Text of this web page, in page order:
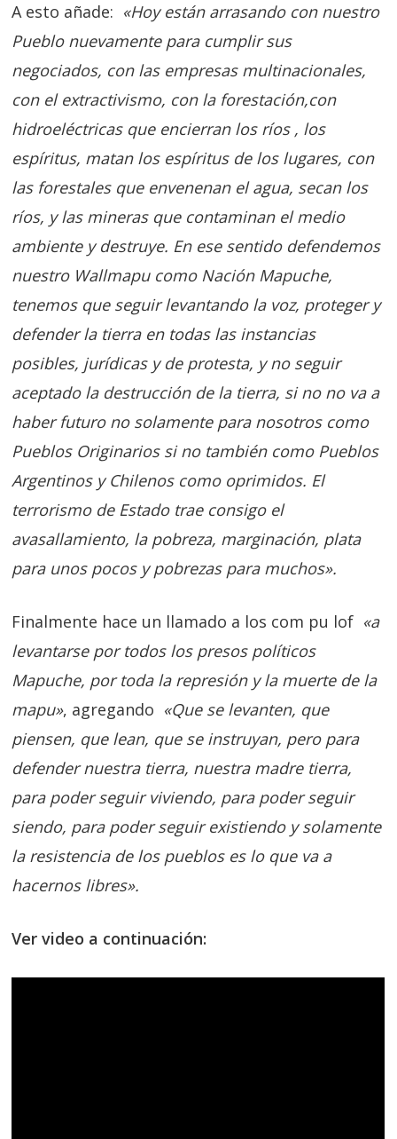
A esto añade: «Hoy están arrasando con nuestro
Pueblo nuevamente para cumplir sus
negociados, con las empresas multinacionales,
con el extractivismo, con la forestación,con
hidroeléctricas que encierran los ríos , los
espíritus, matan los espíritus de los lugares, con
las forestales que envenenan el agua, secan los
ríos, y las mineras que contaminan el medio
ambiente y destruye. En ese sentido defendemos
nuestro Wallmapu como Nación Mapuche,
tenemos que seguir levantando la voz, proteger y
defender la tierra en todas las instancias
posibles, jurídicas y de protesta, y no seguir
aceptado la destrucción de la tierra, si no no va a
haber futuro no solamente para nosotros como
Pueblos Originarios si no también como Pueblos
Argentinos y Chilenos como oprimidos. El
terrorismo de Estado trae consigo el
avasallamiento, la pobreza, marginación, plata
para unos pocos y pobrezas para muchos».
Finalmente hace un llamado a los com pu lof «a
levantarse por todos los presos políticos
Mapuche, por toda la represión y la muerte de la
mapu», agregando «Que se levanten, que
piensen, que lean, que se instruyan, pero para
defender nuestra tierra, nuestra madre tierra,
para poder seguir viviendo, para poder seguir
siendo, para poder seguir existiendo y solamente
la resistencia de los pueblos es lo que va a
hacernos libres».
Ver video a continuación: